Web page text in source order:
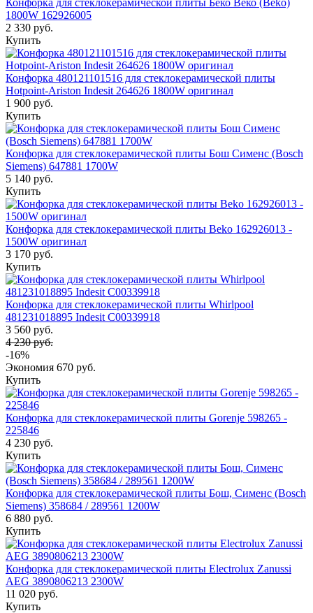
1800W 162926005
2 330 руб.
Купить
Конфорка 480121101516 для стеклокерамической плиты
Hotpoint-Ariston Indesit 264626 1800W оригинал
1 900 руб.
Купить
Конфорка для стеклокерамической плиты Бош Сименс (Bosch
Siemens) 647881 1700W
5 140 руб.
Купить
Конфорка для стеклокерамической плиты Beko 162926013 -
1500W оригинал
3 170 руб.
Купить
Конфорка для стеклокерамической плиты Whirlpool
481231018895 Indesit C00339918
3 560 руб.
4 230 руб.
-16%
Экономия 670 руб.
Купить
Конфорка для стеклокерамической плиты Gorenje 598265 -
225846
4 230 руб.
Купить
Конфорка для стеклокерамической плиты Бош, Сименс (Bosch
Siemens) 358684 / 289561 1200W
6 880 руб.
Купить
Конфорка для стеклокерамической плиты Electrolux Zanussi
AEG 3890806213 2300W
11 020 руб.
Купить